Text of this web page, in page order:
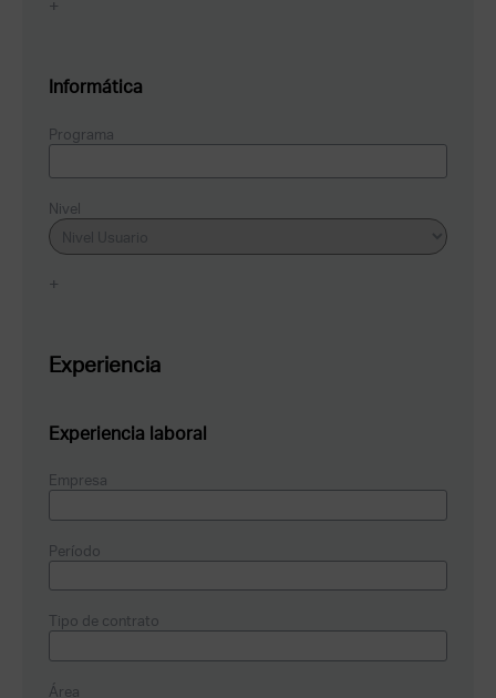
+
Informática
Programa
Nivel
+
Experiencia
Experiencia laboral
Empresa
Período
Tipo de contrato
Área